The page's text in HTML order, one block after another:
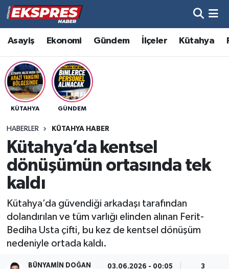
Asayiş Ekonomi Gündem İlçeler Kütahya
KÜTAHYA GÜNDEM
HABERLER KÜTAHYA HABER
Kütahya’da kentsel
dönüşümün ortasında tek
kaldı
Kütahya’da güvendiği arkadaşı tarafından
dolandırılan ve tüm varlığı elinden alınan Ferit-
Bediha Usta çifti, bu kez de kentsel dönüşüm
nedeniyle ortada kaldı.
BÜNYAMIN DOĞAN 03.06.2026 - 00:05 3
Altıntaş
Asayiş
Aslanapa
Bölge
Çavdarhisar
Dumlupınar
Dünya
Hava Durumu
Trafik Durumu
Süper Lig Puan Durumu ve Fikstür
Son Dakika Haberleri
Haber Arşivi